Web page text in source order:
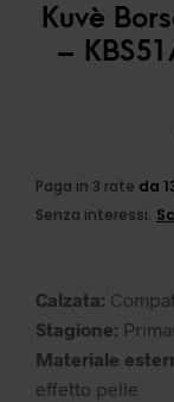
Kuvè
–
Calzata:
Stagione:
Materiale
effetto pelle